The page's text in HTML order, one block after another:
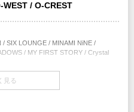
/ O-CREST
SIX LOUNGE / MINAMI NiNE /
/ MY FIRST STORY / Crystal
ACT)
見る